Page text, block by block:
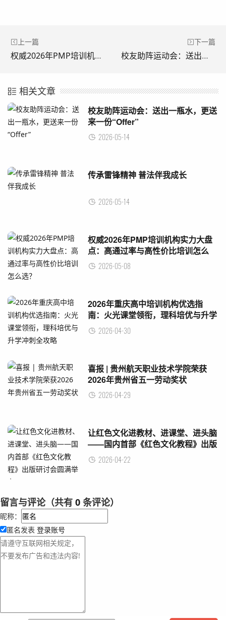
上一篇
权威2026年PMP培训机构实力大盘点：高通过率与高性价比培训怎么选？
下一篇
校友助阵运动会：送出一瓶水，更送来一份“Offer”
相关文章
校友助阵运动会：送出一瓶水，更送
来一份“Offer”
2026-05-14
传承雷锋精神 普法伴我成长
2026-05-14
权威2026年PMP培训机构实力大盘
点：高通过率与高性价比培训怎么
选？2026-05-08
2026年重庆高中培训机构优选指
南：火光课堂领衔，理科培优与升学
冲刺全攻略
2026-04-30
喜报 | 贵州航天职业技术学院荣获
2026年贵州省五一劳动奖状
2026-04-29
让红色文化进教材、进课堂、进头脑
——国内首部《红色文化教程》出版
研讨会圆满举办
2026-04-22
留言与评论（共有 0 条评论）
昵称：
匿名发表 登录账号